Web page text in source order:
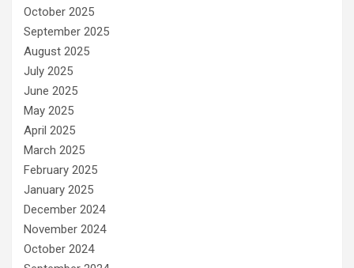
October 2025
September 2025
August 2025
July 2025
June 2025
May 2025
April 2025
March 2025
February 2025
January 2025
December 2024
November 2024
October 2024